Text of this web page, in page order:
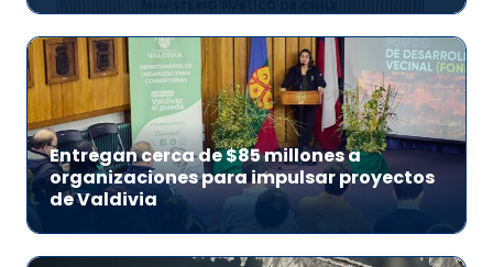
Entregan cerca de $85 millones a
organizaciones para impulsar proyectos
de Valdivia